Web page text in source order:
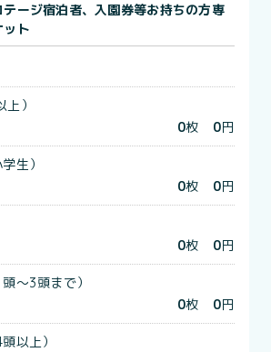
テージ宿泊者、入園券等お持ちの方専
ット
）
0枚 0円
生）
0枚 0円
0枚 0円
～3頭まで）
0枚 0円
以上）